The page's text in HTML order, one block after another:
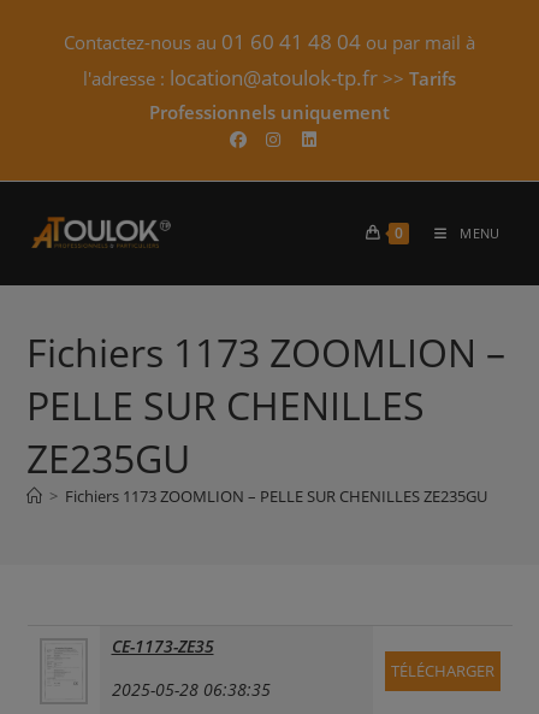
Contactez-nous au 01 60 41 48 04 ou par mail à
l'adresse : location@atoulok-tp.fr >> Tarifs
Professionnels uniquement​
0 MENU
Fichiers 1173 ZOOMLION –
PELLE SUR CHENILLES
ZE235GU
> Fichiers 1173 ZOOMLION – PELLE SUR CHENILLES ZE235GU
CE-1173-ZE35
2025-05-28 06:38:35
TÉLÉCHARGER